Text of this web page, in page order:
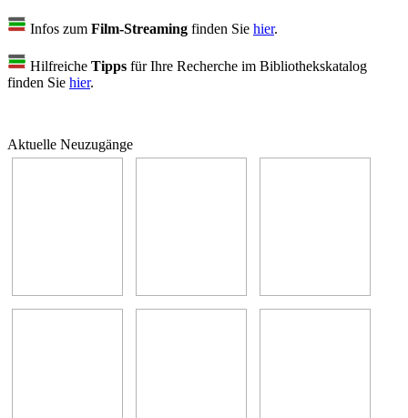
Infos zum Film-Streaming finden Sie hier.
Hilfreiche Tipps für Ihre Recherche im Bibliothekskatalog
finden Sie hier.
Aktuelle Neuzugänge